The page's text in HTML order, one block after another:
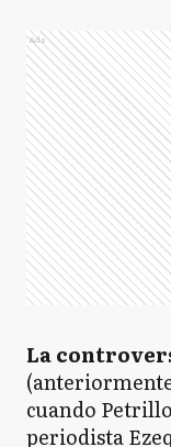
Ads
La
cuando
periodista